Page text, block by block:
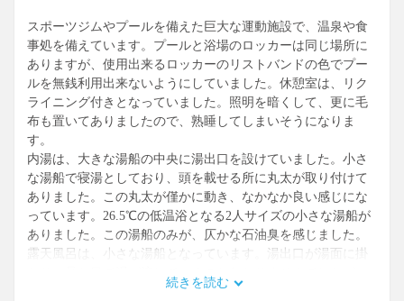
スポーツジムやプールを備えた巨大な運動施設で、温泉や食
事処を備えています。プールと浴場のロッカーは同じ場所に
ありますが、使用出来るロッカーのリストバンドの色でプー
ルを無銭利用出来ないようにしていました。休憩室は、リク
ライニング付きとなっていました。照明を暗くして、更に毛
布も置いてありましたので、熟睡してしまいそうになりま
す。
内湯は、大きな湯船の中央に湯出口を設けていました。小さ
な湯船で寝湯としており、頭を載せる所に丸太が取り付けて
ありました。この丸太が僅かに動き、なかなか良い感じにな
っています。26.5℃の低温浴となる2人サイズの小さな湯船が
ありました。この湯船のみが、仄かな石油臭を感じました。
露天風呂は、小さな湯船となっています。湯出口が湯面に掛
かり、見た目で湯が流れているのかわかりませんでしたが、
手を差しのべると熱い湯が流れていました。
続きを読む